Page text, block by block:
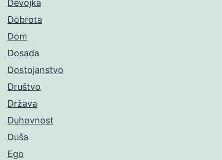
Devojka
Dobrota
Dom
Dosada
Dostojanstvo
Društvo
Država
Duhovnost
Duša
Ego